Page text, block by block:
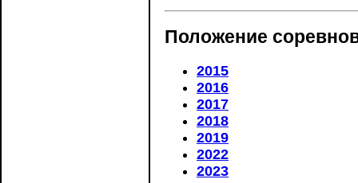
Положение
2015
2016
2017
2018
2019
2022
2023